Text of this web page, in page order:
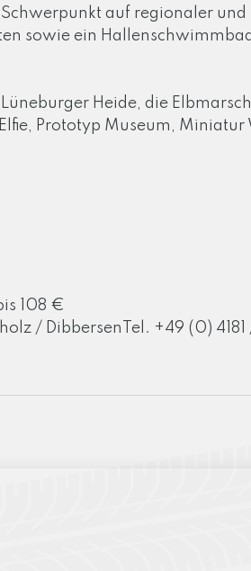
auf regionaler und
sowie ein
Heide, die
Prototyp Museum,
108 €
/ DibbersenTel. +49 (0) 4181